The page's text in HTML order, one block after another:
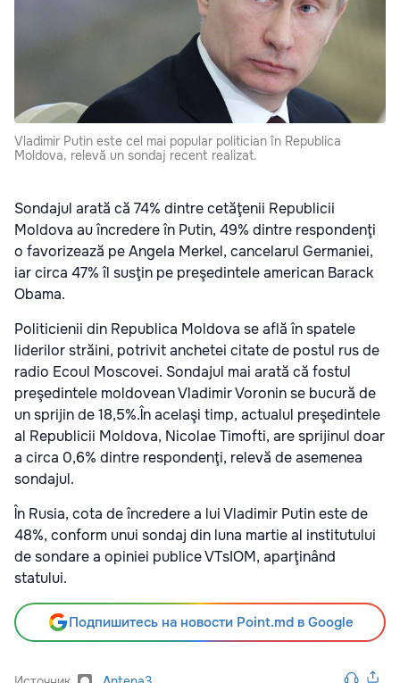
Vladimir Putin este cel mai popular politician în Republica
Moldova, relevă un sondaj recent realizat.
Sondajul arată că 74% dintre cetăţenii Republicii
Moldova au încredere în Putin, 49% dintre respondenţi
o favorizează pe Angela Merkel, cancelarul Germaniei,
iar circa 47% îl susţin pe preşedintele american Barack
Obama.
Politicienii din Republica Moldova se află în spatele
liderilor străini, potrivit anchetei citate de postul rus de
radio Ecoul Moscovei. Sondajul mai arată că fostul
preşedintele moldovean Vladimir Voronin se bucură de
un sprijin de 18,5%.În acelaşi timp, actualul preşedintele
al Republicii Moldova, Nicolae Timofti, are sprijinul doar
a circa 0,6% dintre respondenţi, relevă de asemenea
sondajul.
În Rusia, cota de încredere a lui Vladimir Putin este de
48%, conform unui sondaj din luna martie al institutului
de sondare a opiniei publice VTsIOM, aparţinând
statului.
Подпишитесь на новости Point.md в Google